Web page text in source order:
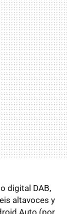
digital DAB,
altavoces y